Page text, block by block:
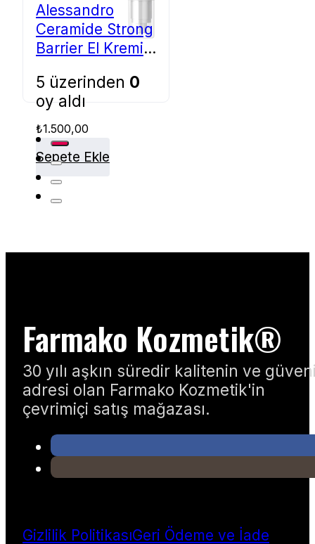
Alessandro
Ceramide Strong
Barrier El Kremi
5 üzerinden 0
oy aldı
₺1.500,00
Sepete Ekle
Farmako Kozmetik®
30 yılı aşkın süredir kalitenin ve
adresi olan Farmako Kozmetik'in
çevrimiçi satış mağazası.
Gizlilik PolitikasıGeri Ödeme ve İade